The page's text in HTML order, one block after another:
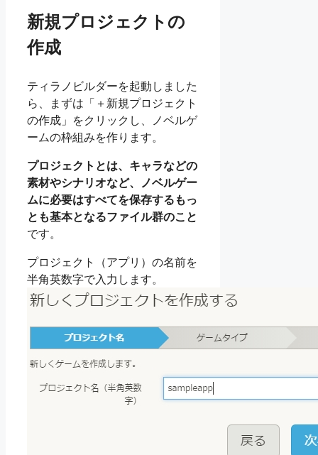
新規プロジェクトの
作成
ティラノビルダーを起動しました
ら、まずは「＋新規プロジェクト
の作成」をクリックし、ノベルゲ
ームの枠組みを作ります。
プロジェクトとは、キャラなどの
素材やシナリオなど、ノベルゲー
ムに必要はすべてを保存するもっ
とも基本となるファイル群のこと
です。
プロジェクト（アプリ）の名前を
半角英数字で入力します。